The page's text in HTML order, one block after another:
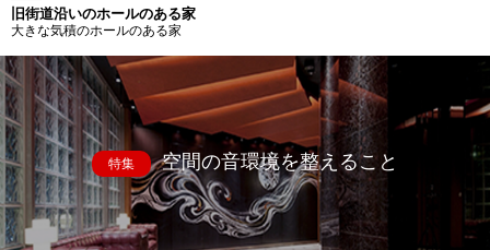
旧街道沿いのホールのある家
大きな気積のホールのある家
特集 空間の音環境を整えること